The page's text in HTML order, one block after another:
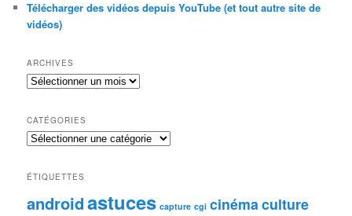
Télécharger des vidéos depuis YouTube (et tout autre site de
vidéos)
ARCHIVES
Archives
CATÉGORIES
Catégories
ÉTIQUETTES
androidastuces capture cgi cinémaculture